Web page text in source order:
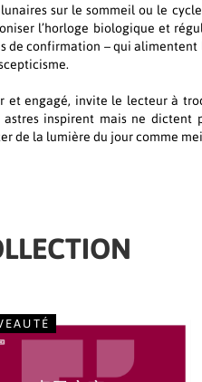
sur le sommeil ou le
l’horloge biologique et
de confirmation – qui
et engagé, invite le lecteur à
inspirent mais ne
de la lumière du jour comme